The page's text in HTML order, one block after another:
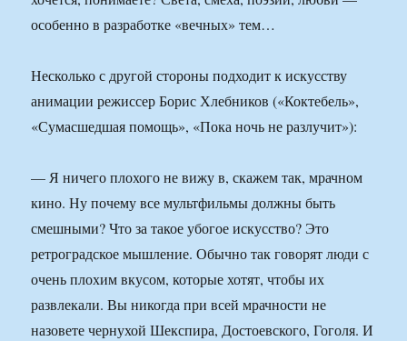
особенно в разработке «вечных» тем…
Несколько с другой стороны подходит к искусству
анимации режиссер Борис Хлебников («Коктебель»,
«Сумасшедшая помощь», «Пока ночь не разлучит»):
— Я ничего плохого не вижу в, скажем так, мрачном
кино. Ну почему все мультфильмы должны быть
смешными? Что за такое убогое искусство? Это
ретроградское мышление. Обычно так говорят люди с
очень плохим вкусом, которые хотят, чтобы их
развлекали. Вы никогда при всей мрачности не
назовете чернухой Шекспира, Достоевского, Гоголя. И